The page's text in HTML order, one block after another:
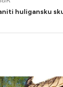
huligansku